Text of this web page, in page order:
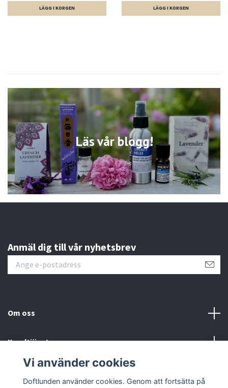
Läs vår blogg!
Anmäl dig till vår nyhetsbrev
Om oss
Kundtjänst
Vi använder cookies
Doftlunden använder cookies. Genom att fortsätta på